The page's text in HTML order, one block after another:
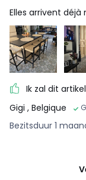
Elles arrivent
Ik zal dit
Gigi , Belgique
Bezitsduur 1